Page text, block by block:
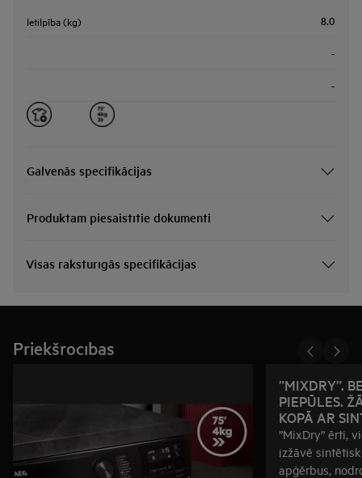
Ietilpība (kg) 8.0
-
-
Galvenās specifikācijas
Produktam piesaistītie dokumenti
Visas raksturīgās specifikācijas
Priekšrocības
”MIXDRY”.
PIEPŪLES.
KOPĀ AR
”MixDry” ērti,
izžāvē
apģērbus,